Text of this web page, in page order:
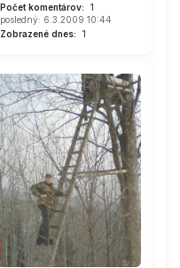
Počet komentárov:
1
posledný: 6.3.2009 10:44
Zobrazené dnes:
1